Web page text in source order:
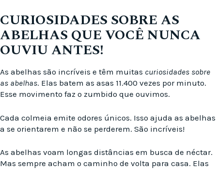
CURIOSIDADES SOBRE AS
ABELHAS QUE VOCÊ NUNCA
OUVIU ANTES!
As abelhas são incríveis e têm muitas curiosidades sobre
as abelhas. Elas batem as asas 11.400 vezes por minuto.
Esse movimento faz o zumbido que ouvimos.
Cada colmeia emite odores únicos. Isso ajuda as abelhas
a se orientarem e não se perderem. São incríveis!
As abelhas voam longas distâncias em busca de néctar.
Mas sempre acham o caminho de volta para casa. Elas